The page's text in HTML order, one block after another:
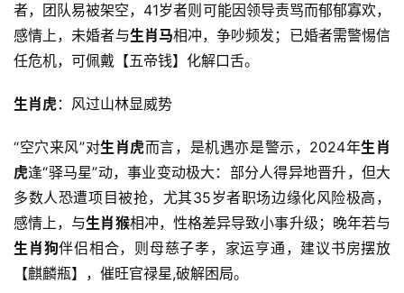
者，团队易被架空，41岁者则可能因领导责骂而郁郁寡欢，
感情上，未婚者与生肖马相冲，争吵频发；已婚者需警惕信
任危机，可佩戴【五帝钱】化解口舌。
生肖虎：风过山林显威势
“空穴来风”对生肖虎而言，是机遇亦是警示，2024年生肖
虎逢“驿马星”动，事业变动极大：部分人得异地晋升，但大
多数人恐遭项目被抢，尤其35岁者职场边缘化风险极高，
感情上，与生肖猴相冲，性格差异导致小事升级；晚年若与
生肖狗伴侣相合，则母慈子孝，家运亨通，建议书房摆放
【麒麟瓶】，催旺官禄星,破解困局。